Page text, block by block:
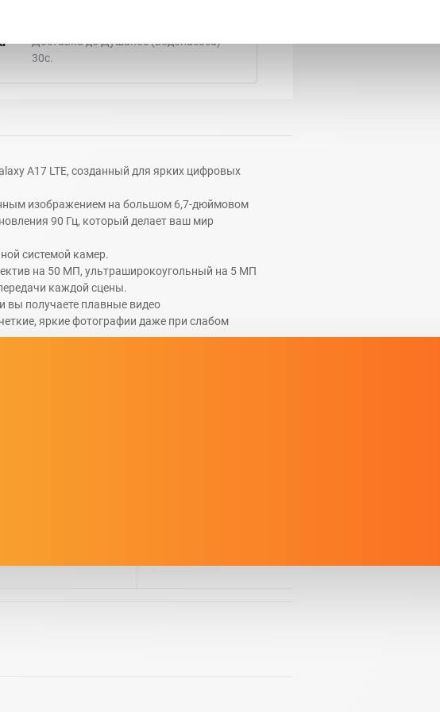
Доставка до Душанбе (водонасоса)
30с.
A17 LTE, созданный для ярких цифровых
изображением на большом 6,7-дюймовом
90 Гц, который делает ваш мир
системой камер.
на 50 МП, ультраширокоугольный на 5 МП
каждой сцены.
вы получаете плавные видео
яркие фотографии даже при слабом
процессор с частотой 2,4 ГГц,